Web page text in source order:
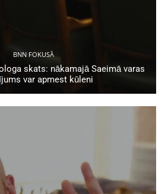
BNN FOKUSĀ
skats: nākamajā Saeimā varas
var apmest kūleni